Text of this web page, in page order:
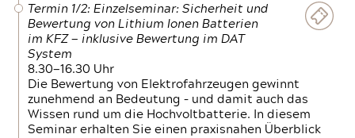
Termin 1/2: Einzelseminar: Sicherheit und
Bewertung von Lithium Ionen Batterien
im KFZ — inklusive Bewertung im DAT
System
8.30—16.30 Uhr
Die Bewertung von Elektrofahrzeugen gewinnt
zunehmend an Bedeutung – und damit auch das
Wissen rund um die Hochvoltbatterie. In diesem
Seminar erhalten Sie einen praxisnahen Überblick